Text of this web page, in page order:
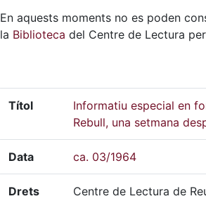
En aquests moments no es poden
la Biblioteca del Centre de Lectura
Títol
Informatiu especial en
Rebull, una setmana
Data ca. 03/1964
Drets
Centre de Lectura de